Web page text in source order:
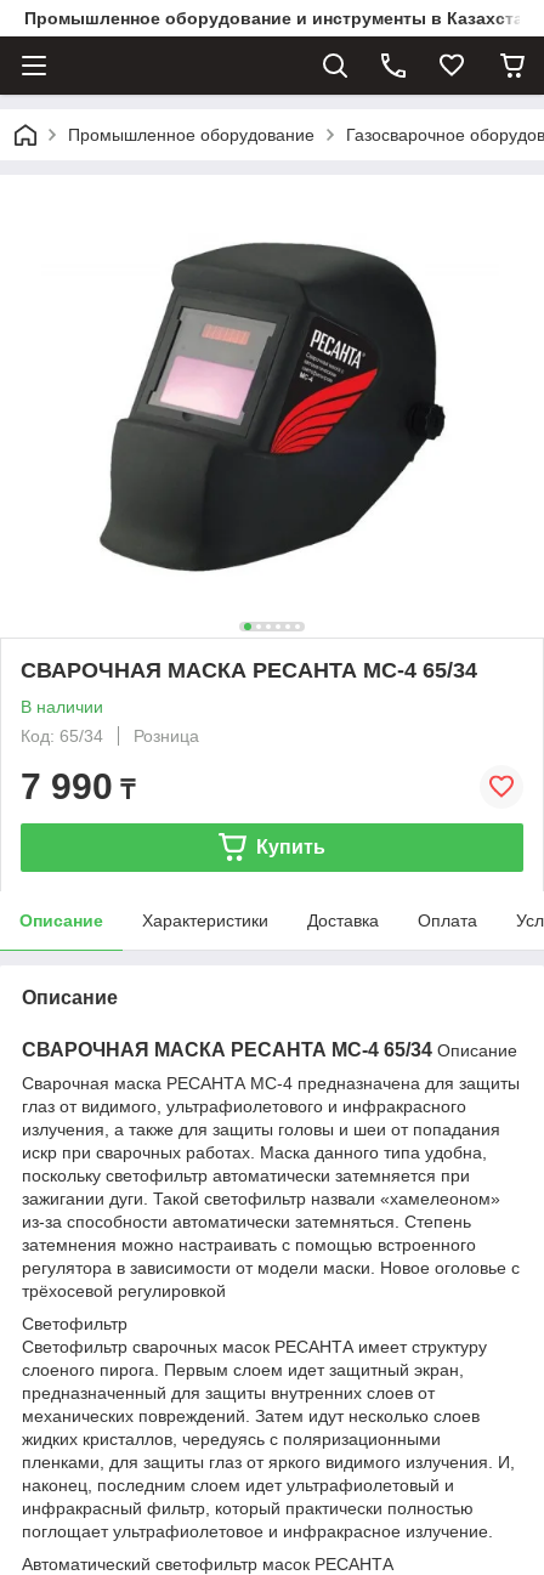
Промышленное оборудование и инструменты в
Промышленное оборудование Газосварочное
СВАРОЧНАЯ МАСКА РЕСАНТА МС-4 65/34
В наличии
Код: 65/34
Розница
7 990 ₸
Купить
Описание Характеристики Доставка Оплата
Описание
СВАРОЧНАЯ МАСКА РЕСАНТА МС-4 65/34 Описание
Сварочная маска РЕСАНТА МС-4 предназначена для защиты
глаз от видимого, ультрафиолетового и инфракрасного
излучения, а также для защиты головы и шеи от попадания
искр при сварочных работах. Маска данного типа удобна,
поскольку светофильтр автоматически затемняется при
зажигании дуги. Такой светофильтр назвали «хамелеоном»
из-за способности автоматически затемняться. Степень
затемнения можно настраивать с помощью встроенного
регулятора в зависимости от модели маски. Новое оголовье с
трёхосевой регулировкой
Светофильтр
Светофильтр сварочных масок РЕСАНТА имеет структуру
слоеного пирога. Первым слоем идет защитный экран,
предназначенный для защиты внутренних слоев от
механических повреждений. Затем идут несколько слоев
жидких кристаллов, чередуясь с поляризационными
пленками, для защиты глаз от яркого видимого излучения. И,
наконец, последним слоем идет ультрафиолетовый и
инфракрасный фильтр, который практически полностью
поглощает ультрафиолетовое и инфракрасное излучение.
Автоматический светофильтр масок РЕСАНТА